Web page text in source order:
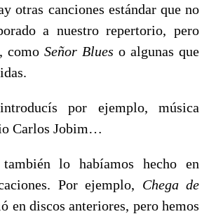
otras canciones estándar que no
a nuestro repertorio, pero
como Señor Blues o algunas que
por ejemplo, música
Carlos Jobim…
lo habíamos hecho en
Por ejemplo, Chega de
en discos anteriores, pero hemos